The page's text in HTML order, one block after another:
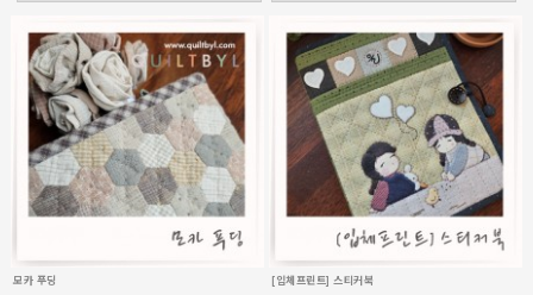
모카 푸딩
[입체프린트] 스티커북